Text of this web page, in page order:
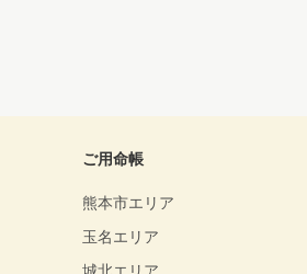
ご用命帳
熊本市エリア
玉名エリア